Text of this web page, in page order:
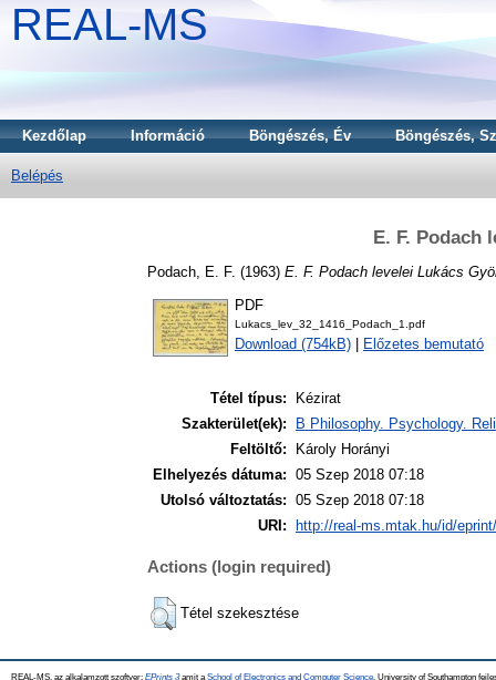
REAL-MS
Kezdőlap Információ Böngészés, Év Böngészés,
Belépés
E. F. Podach
Podach, E. F. (1963) E. F. Podach levelei Lukács
PDF
Lukacs_lev_32_1416_Podach_1.pdf
Download (754kB) Előzetes bemutató
Tétel típus:
Kézirat
Szakterület(ek):
B Philosophy. Psychology.
Feltöltő:
Károly Horányi
Elhelyezés dátuma: 05 Szep 2018 07:18
Utolsó változtatás: 05 Szep 2018 07:18
URI:
http://real-ms.mtak.hu/id/
Actions (login required)
Tétel szekesztése
REAL-MS, az alkalamzott szoftver: EPrints 3amit a School of Electronics and Computer Science , University of Southampton